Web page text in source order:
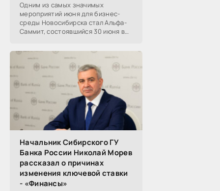
Одним из самых значимых
мероприятий июня для бизнес-
среды Новосибирска стал Альфа-
Саммит, состоявшийся 30 июня в
«Победа». Его участниками
выступили эксперты,
Начальник Сибирского ГУ
Банка России Николай Морев
рассказал о причинах
изменения ключевой ставки
- «Финансы»